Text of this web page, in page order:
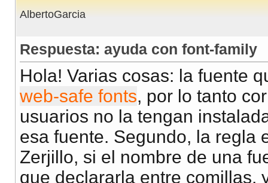
AlbertoGarcia
Respuesta: ayuda con font-family
Hola! Varias cosas: la fuente
web-safe fonts, por lo tanto
usuarios no la tengan
esa fuente. Segundo, la regla
Zerjillo, si el nombre de una
que declararla entre comillas,